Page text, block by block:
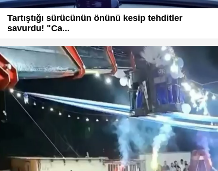
Tartıştığı sürücünün önünü kesip tehditler
savurdu! "Ca...